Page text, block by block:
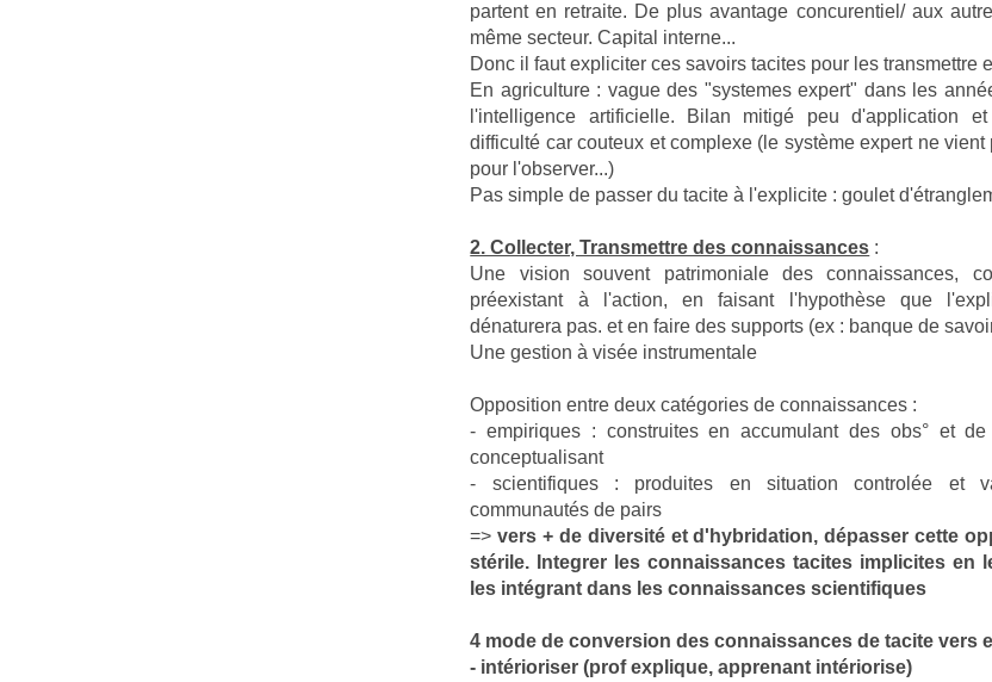
partent en retraite. De plus avantage concurentiel/ aux
même secteur. Capital interne...
Donc il faut expliciter ces savoirs tacites pour les transmettre
En agriculture : vague des "systemes expert" dans les
l'intelligence artificielle. Bilan mitigé peu d'application
difficulté car couteux et complexe (le système expert ne vient
pour l'observer...)
Pas simple de passer du tacite à l'explicite : goulet
2. Collecter, Transmettre des connaissances :
Une vision souvent patrimoniale des connaissances,
préexistant à l'action, en faisant l'hypothèse que
dénaturera pas. et en faire des supports (ex : banque de
Une gestion à visée instrumentale
Opposition entre deux catégories de connaissances :
- empiriques : construites en accumulant des obs° et
conceptualisant
- scientifiques : produites en situation controlée et
communautés de pairs
=>vers + de diversité et d'hybridation, dépasser cette
stérile. Integrer les connaissances tacites implicites en
les intégrant dans les connaissances scientifiques
4 mode de conversion des connaissances de tacite vers
- intérioriser (prof explique, apprenant intériorise)